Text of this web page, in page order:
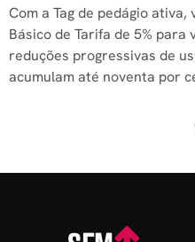
Com a Tag de pedágio
Básico de Tarifa de 5% para
reduções progressivas de
acumulam até noventa por